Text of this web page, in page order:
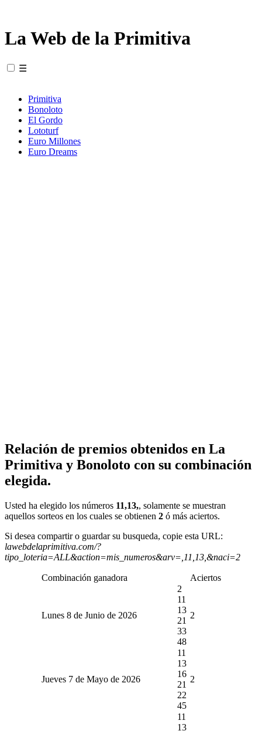
La Web de la Primitiva
☰
Primitiva
Bonoloto
El Gordo
Lototurf
Euro Millones
Euro Dreams
Relación de premios obtenidos en La
Primitiva y Bonoloto con su combinación
elegida.
Usted ha elegido los números 11,13,, solamente se muestran
aquellos sorteos en los cuales se obtienen 2 ó más aciertos.
Si desea compartir o guardar su busqueda, copie esta URL:
lawebdelaprimitiva.com/?
tipo_loteria=ALL&action=mis_numeros&arv=,11,13,&naci=2
Combinación ganadora Aciertos
Lunes 8 de Junio de 2026
2
11
13
21
33
48
2
Jueves 7 de Mayo de 2026
11
13
16
21
22
45
2
11
13